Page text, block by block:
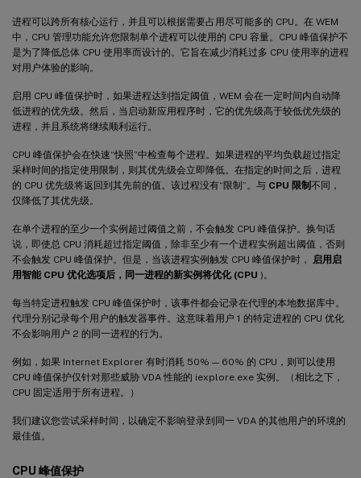
进程可以跨所有核心运行，并且可以根据需要占用尽可能多的 CPU。在 WEM
中，CPU 管理功能允许您限制单个进程可以使用的 CPU 容量。CPU 峰值保护不
是为了降低总体 CPU 使用率而设计的。它旨在减少消耗过多 CPU 使用率的进程
对用户体验的影响。
启用 CPU 峰值保护时，如果进程达到指定阈值，WEM 会在一定时间内自动降
低进程的优先级。然后，当启动新应用程序时，它的优先级高于较低优先级的
进程，并且系统将继续顺利运行。
CPU 峰值保护会在快速“快照”中检查每个进程。如果进程的平均负载超过指定
采样时间的指定使用限制，则其优先级会立即降低。在指定的时间之后，进程
的 CPU 优先级将返回到其先前的值。该过程没有“限制”。与 CPU 限制不同，
仅降低了其优先级。
在单个进程的至少一个实例超过阈值之前，不会触发 CPU 峰值保护。换句话
说，即使总 CPU 消耗超过指定阈值，除非至少有一个进程实例超出阈值，否则
不会触发 CPU 峰值保护。但是，当该进程实例触发 CPU 峰值保护时，
启用启
用智能 CPU 优化选项后，同一进程的新实例将优化 (CPU )。
每当特定进程触发 CPU 峰值保护时，该事件都会记录在代理的本地数据库中。
代理分别记录每个用户的触发器事件。这意味着用户 1 的特定进程的 CPU 优化
不会影响用户 2 的同一进程的行为。
例如，如果 Internet Explorer 有时消耗 50% — 60% 的 CPU，则可以使用
CPU 峰值保护仅针对那些威胁 VDA 性能的 iexplore.exe 实例。（相比之下，
CPU 固定适用于所有进程。）
我们建议您尝试采样时间，以确定不影响登录到同一 VDA 的其他用户的环境的
最佳值。
CPU 峰值保护